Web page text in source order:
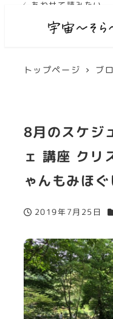
トップページ ブ
8月のスケジ
ェ 講座 クリ
ゃんもみほ
投稿日
2019年7月25日
✓ あわせて読みたい
✓ あわせて読みたい